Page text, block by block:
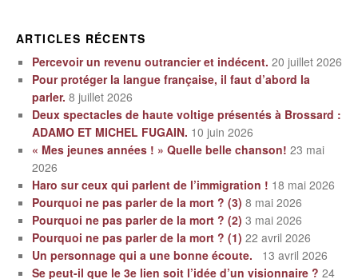
ARTICLES RÉCENTS
Percevoir un revenu outrancier et indécent. 20 juillet 2026
Pour protéger la langue française, il faut d’abord la
parler. 8 juillet 2026
Deux spectacles de haute voltige présentés à Brossard :
ADAMO ET MICHEL FUGAIN. 10 juin 2026
« Mes jeunes années ! » Quelle belle chanson! 23 mai
2026
Haro sur ceux qui parlent de l’immigration ! 18 mai 2026
Pourquoi ne pas parler de la mort ? (3) 8 mai 2026
Pourquoi ne pas parler de la mort ? (2) 3 mai 2026
Pourquoi ne pas parler de la mort ? (1) 22 avril 2026
Un personnage qui a une bonne écoute.
13 avril 2026
Se peut-il que le 3e lien soit l’idée d’un visionnaire ? 24